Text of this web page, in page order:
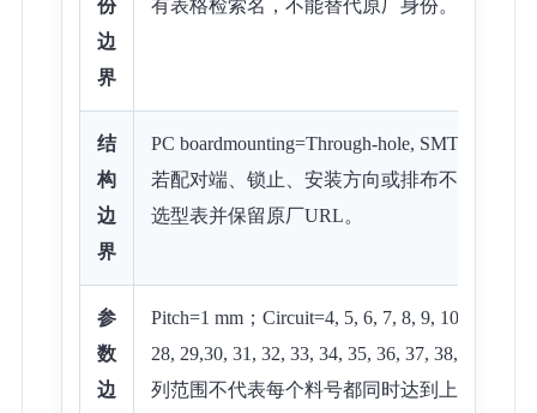
份
边
界
有表格检索名，不能替代原厂身份。项目评
结
构
边
界
PC boardmounting=Through-hole, SMT；
若配对端、锁止、安装方向或排布不一致，
选型表并保留原厂URL。
参
数
边
Pitch=1 mm；Circuit=4, 5, 6, 7, 8, 9, 10, 11, 12,
28, 29,30, 31, 32, 33, 34, 35, 36, 37, 38, 39, 40
列范围不代表每个料号都同时达到上限，实